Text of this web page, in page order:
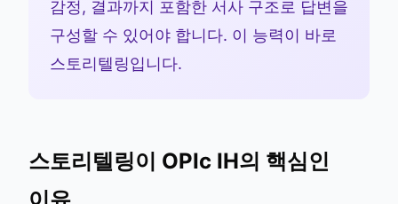
감정, 결과까지 포함한 서사 구조로 답변을
구성할 수 있어야 합니다. 이 능력이 바로
스토리텔링입니다.
스토리텔링이 OPIc IH의 핵심인